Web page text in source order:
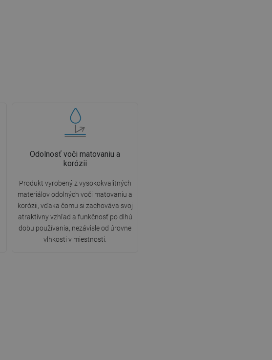
Odolnosť voči matovaniu a
korózii
Produkt vyrobený z vysokokvalitných
materiálov odolných voči matovaniu a
korózii, vďaka čomu si zachováva svoj
atraktívny vzhľad a funkčnosť po dlhú
dobu používania, nezávisle od úrovne
vlhkosti v miestnosti.